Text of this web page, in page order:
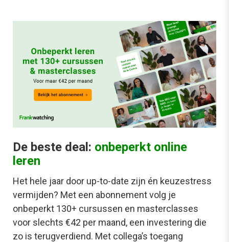
De beste deal: onbeperkt online
leren
Het hele jaar door up-to-date zijn én keuzestress
vermijden? Met een abonnement volg je
onbeperkt 130+ cursussen en masterclasses
voor slechts €42 per maand, een investering die
zo is terugverdiend. Met collega’s toegang